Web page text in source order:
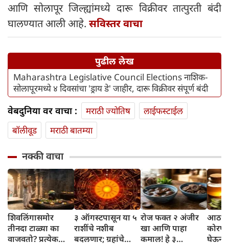
आणि सोलापूर जिल्ह्यांमध्ये दारू विक्रीवर तात्पुरती बंदी
घालण्यात आली आहे. सविस्तर वाचा
पुढील लेख
Maharashtra Legislative Council Elections नाशिक-
सोलापूरमध्ये ४ दिवसांचा 'ड्राय डे' जाहीर, दारू विक्रीवर संपूर्ण बंदी
वेबदुनिया वर वाचा : मराठी ज्योतिष
लाईफस्टाईल
बॉलीवूड
मराठी बातम्या
नक्की वाचा
शिवलिंगासमोर
तीनदा टाळ्या का
वाजवतो? प्रत्येक
३ ऑगस्टपासून या ५
राशींचे नशीब
बदलणार; ग्रहांचे
रोज फक्त २ अंजीर
खा आणि पाहा
कमाल! हे ३
घेऊन